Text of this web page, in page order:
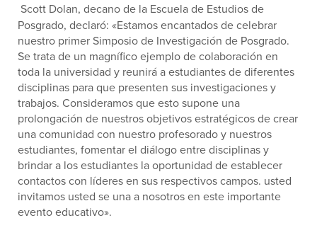
Scott Dolan, decano de la Escuela de Estudios de
Posgrado, declaró: «Estamos encantados de celebrar
nuestro primer Simposio de Investigación de Posgrado.
Se trata de un magnífico ejemplo de colaboración en
toda la universidad y reunirá a estudiantes de diferentes
disciplinas para que presenten sus investigaciones y
trabajos. Consideramos que esto supone una
prolongación de nuestros objetivos estratégicos de crear
una comunidad con nuestro profesorado y nuestros
estudiantes, fomentar el diálogo entre disciplinas y
brindar a los estudiantes la oportunidad de establecer
contactos con líderes en sus respectivos campos. usted
invitamos usted se una a nosotros en este importante
evento educativo».